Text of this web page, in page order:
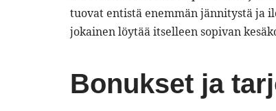
tuovat entistä enemmän jännitystä ja
jokainen löytää itselleen sopivan
Bonukset ja